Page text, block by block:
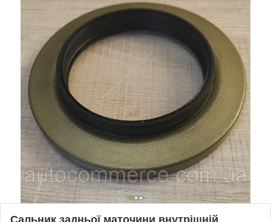
Сальник задньої маточини внутрішній